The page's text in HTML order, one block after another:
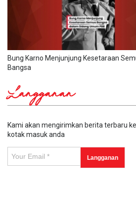
Bung Karno Menjunjung Kesetaraan
Bangsa
Langganan
Kami akan mengirimkan berita terbaru ke
kotak masuk anda